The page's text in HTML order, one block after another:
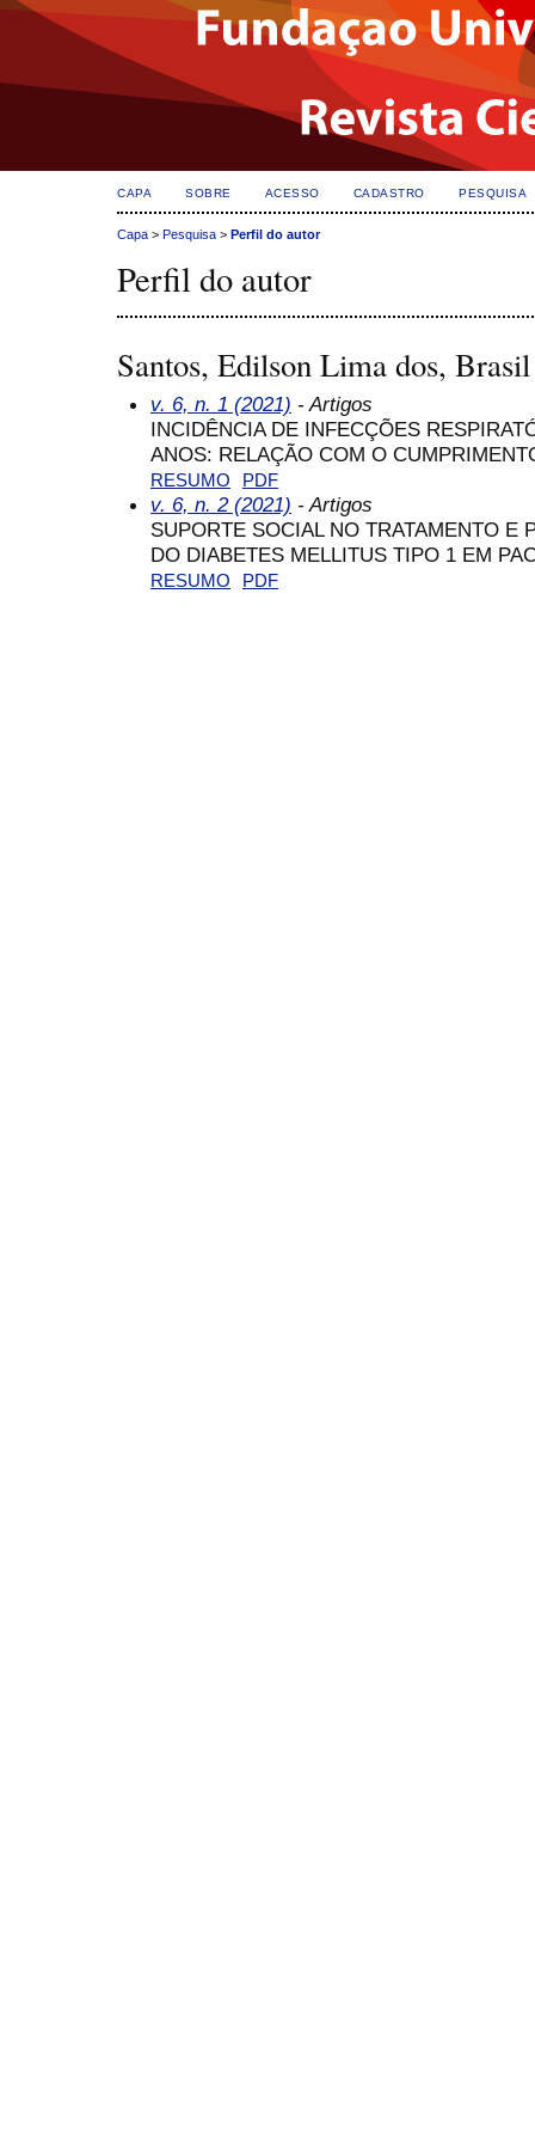
CAPA SOBRE ACESSO CADASTRO PESQUISA
Capa > Pesquisa > Perfil do autor
Perfil do autor
Santos, Edilson Lima dos, Brasil
v. 6, n. 1 (2021) - Artigos
INCIDÊNCIA DE INFECÇÕES
ANOS: RELAÇÃO COM O
RESUMO PDF
v. 6, n. 2 (2021) - Artigos
SUPORTE SOCIAL NO TRATAMENTO E
DO DIABETES MELLITUS TIPO 1 EM
RESUMO PDF